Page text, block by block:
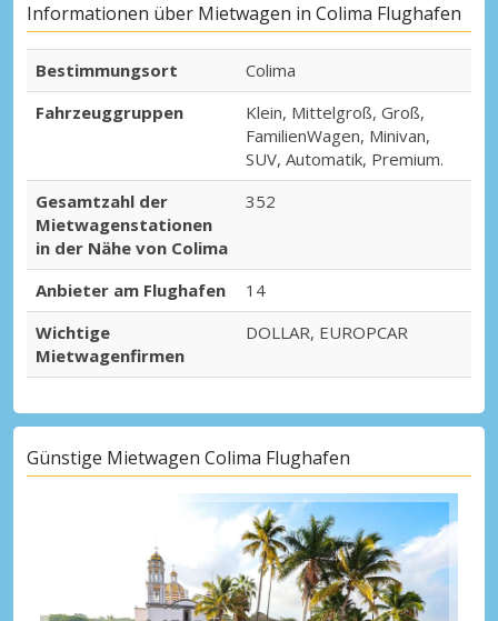
Informationen über Mietwagen in Colima Flughafen
Bestimmungsort
Colima
Fahrzeuggruppen
Klein, Mittelgroß, Groß,
FamilienWagen, Minivan,
SUV, Automatik, Premium.
Gesamtzahl der
Mietwagenstationen
in der Nähe von Colima
352
Anbieter am Flughafen
14
Wichtige
Mietwagenfirmen
DOLLAR, EUROPCAR
Günstige Mietwagen Colima Flughafen